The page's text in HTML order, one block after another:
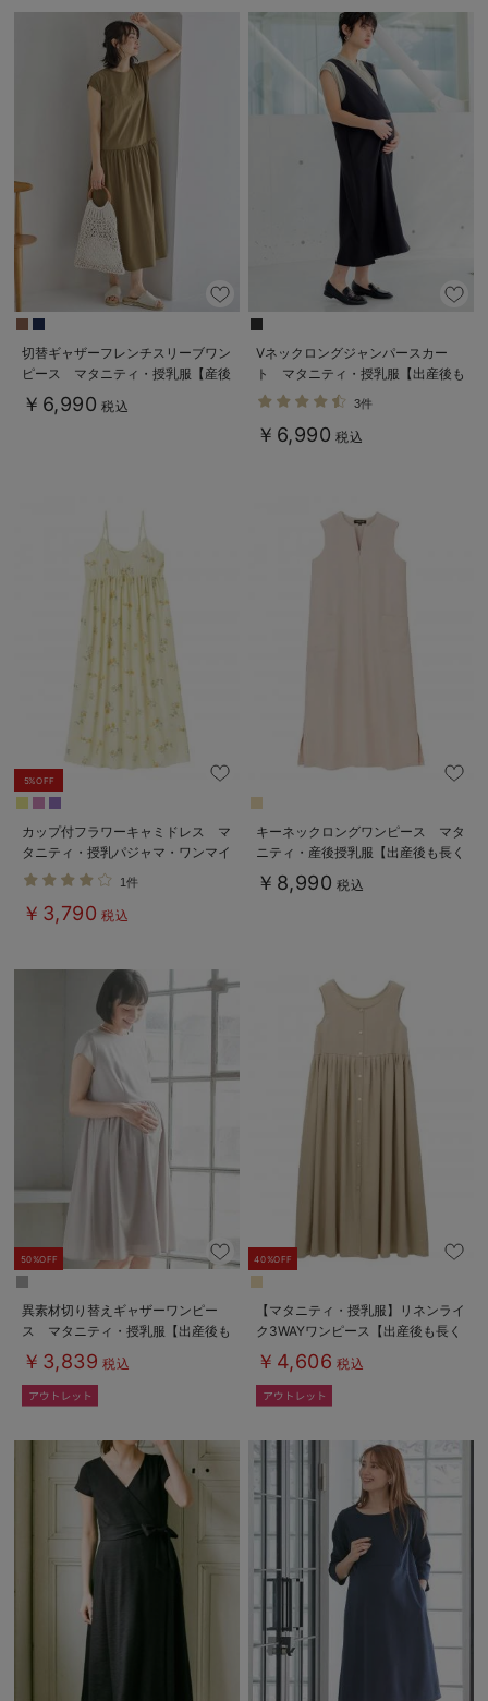
切替ギャザーフレンチスリーブワン
ピース マタニティ・授乳服【産後
も長く着られる】
￥6,990 税込
Vネックロングジャンパースカー
ト マタニティ・授乳服【出産後も
長く使える】
3件
￥6,990 税込
5%OFF
カップ付フラワーキャミドレス マ
タニティ・授乳パジャマ・ワンマイ
ル・ホームウェア・大きいサイズ
1件
￥3,790 税込
キーネックロングワンピース マタ
ニティ・産後授乳服【出産後も長く
使える】
￥8,990 税込
50%OFF
異素材切り替えギャザーワンピー
ス マタニティ・授乳服【出産後も
長く使える】
￥3,839 税込
40%OFF
【マタニティ・授乳服】リネンライ
ク3WAYワンピース【出産後も長く
使える】
￥4,606 税込